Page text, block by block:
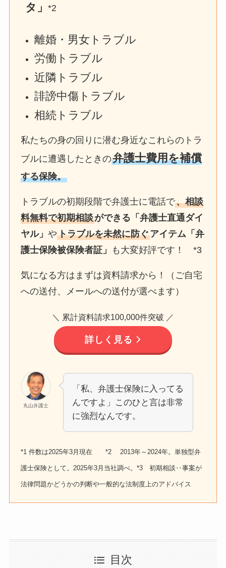
タ」*2
離婚・男女トラブル
労働トラブル
近隣トラブル
誹謗中傷トラブル
相続トラブル
私たちの身の回りに潜む身近なこれらのトラ
ブルに遭遇したときの弁護士費用を補償
する保険。
トラブルの初期段階で弁護士に電話で、相談
料無料で初期相談ができる「弁護士直通ダイ
ヤル」やトラブルを未然に防ぐアイテム「弁
護士保険被保険者証」
も大変好評です！ *3
気になる方はまずは資料請求から！（ご自宅
への送付、メールへの送付が選べます）
＼ 累計資料請求100,000件突破 ／
詳しく見る
丸山弁護士
「私、弁護士保険に入ってる
んですよ」このひと言は非常
に強烈なんです。
*1 件数は2025年3月現在 *2 2013年～2024年。単独型弁
護士保険として。2025年3月当社調べ。*3 初期相談‥事案が
法律問題かどうかの判断や一般的な法制度上のアドバイス
目次